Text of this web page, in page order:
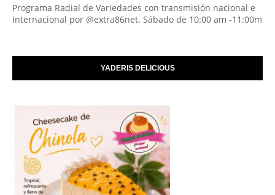
Programa Radial de Variedades con transmisión nacional e
Internacional por @extra86net. Sábado de 10:00 am -11:00m
YADERIS DELICIOUS